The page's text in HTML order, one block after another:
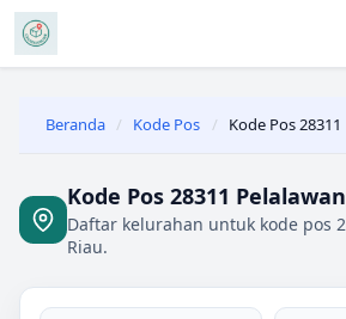
Beranda / Kode Pos / Kode Pos 28311
Kode Pos 28311
Daftar kelurahan untuk kode pos
Riau.